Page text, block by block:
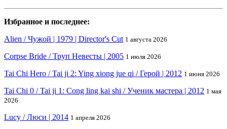
Избранное и последнее:
Alien / Чужой | 1979 | Director's Cut 1 августа 2026
Corpse Bride / Труп Невесты | 2005 1 июля 2026
Tai Chi Hero / Tai ji 2: Ying xiong jue qi / Герой | 2012 1 июня 2026
Tai Chi 0 / Tai ji 1: Cong ling kai shi / Ученик мастера | 2012 1 мая
2026
Lucy / Люси | 2014 1 апреля 2026